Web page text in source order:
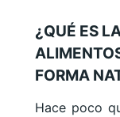
¿QUÉ ES
FORMA
Hace poco